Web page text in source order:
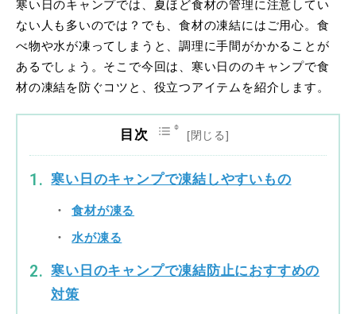
寒い日のキャンプでは、夏ほど食材の管理に注意してい
ない人も多いのでは？でも、食材の凍結にはご用心。食
べ物や水が凍ってしまうと、調理に手間がかかることが
あるでしょう。そこで今回は、寒い日ののキャンプで食
材の凍結を防ぐコツと、役立つアイテムを紹介します。
目次
寒い日のキャンプで凍結しやすいもの
食材が凍る
水が凍る
寒い日のキャンプで凍結防止におすすめの
対策